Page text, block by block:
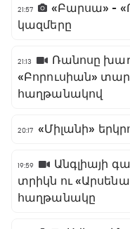
21:57
«Բարսա» -
կազմերը
21:13
Ռանոսը
«Բորուսիան»
հաղթանակով
20:17 «Միլանի»
19:59
Անգլիայի
տրիկն ու
հաղթանակը